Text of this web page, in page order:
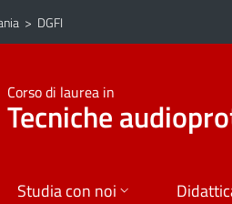
> DGFI
Corso di laurea in
Tecniche
Studia con noi